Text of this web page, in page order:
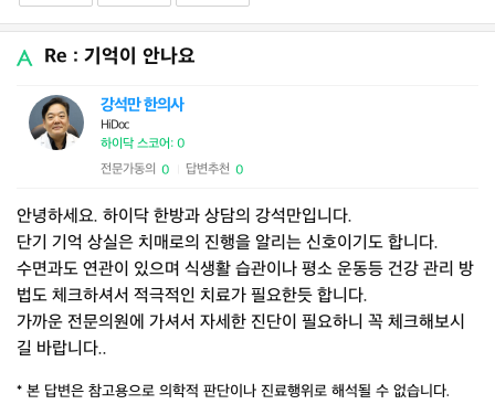
Re : 기억이 안나요
강석만 한의사
HiDoc
하이닥 스코어: 0
전문가동의 0 답변추천 0
안녕하세요. 하이닥 한방과 상담의 강석만입니다.
단기 기억 상실은 치매로의 진행을 알리는 신호이기도 합니다.
수면과도 연관이 있으며 식생활 습관이나 평소 운동등 건강 관리 방
법도 체크하셔서 적극적인 치료가 필요한듯 합니다.
가까운 전문의원에 가셔서 자세한 진단이 필요하니 꼭 체크해보시
길 바랍니다..
* 본 답변은 참고용으로 의학적 판단이나 진료행위로 해석될 수 없습니다.